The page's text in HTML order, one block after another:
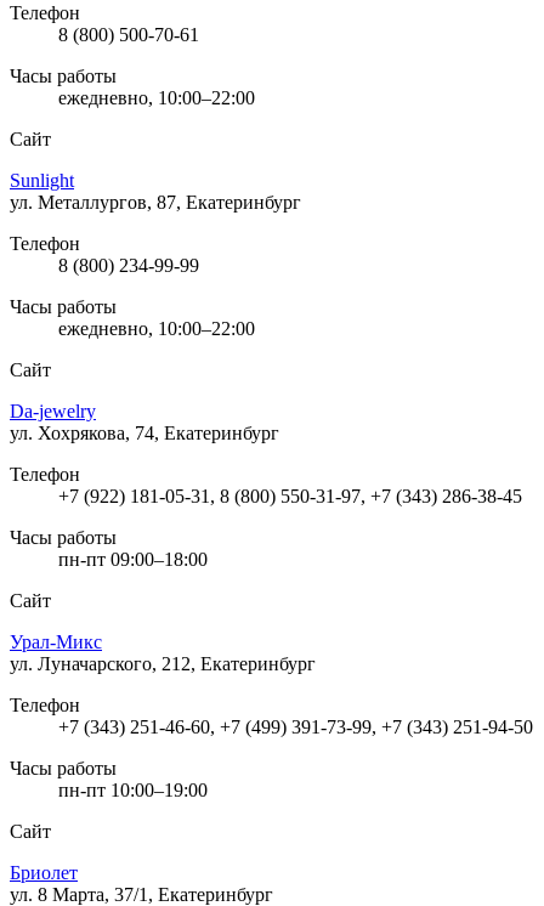
Телефон
8 (800) 500-70-61
Часы работы
ежедневно, 10:00–22:00
Сайт
Sunlight
ул. Металлургов, 87, Екатеринбург
Телефон
8 (800) 234-99-99
Часы работы
ежедневно, 10:00–22:00
Сайт
Da-jewelry
ул. Хохрякова, 74, Екатеринбург
Телефон
+7 (922) 181-05-31, 8 (800) 550-31-97, +7 (343) 286-38-45
Часы работы
пн-пт 09:00–18:00
Сайт
Урал-Микс
ул. Луначарского, 212, Екатеринбург
Телефон
+7 (343) 251-46-60, +7 (499) 391-73-99, +7 (343) 251-94-50
Часы работы
пн-пт 10:00–19:00
Сайт
Бриолет
ул. 8 Марта, 37/1, Екатеринбург